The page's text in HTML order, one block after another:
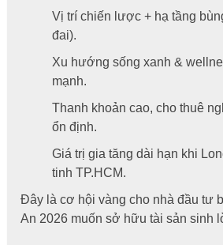
Vị trí chiến lược + hạ tầng
đai).
Xu hướng sống xanh &
mạnh.
Thanh khoản cao, cho thuê
ổn định.
Giá trị gia tăng dài hạn khi
tinh TP.HCM.
Đây là cơ hội vàng cho nhà đầu tư
An 2026 muốn sở hữu tài sản sinh